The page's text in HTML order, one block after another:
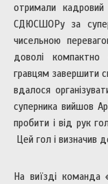
отримали
СДЮСШОРу за
чисельною
доволі
гравцям завершити
вдалося
суперника вийшов
пробити і від рук
Цей гол і визначив
На виїзді команда